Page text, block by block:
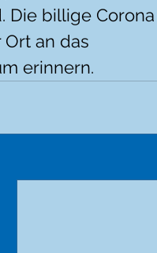
Die billige Corona
an das
erinnern.